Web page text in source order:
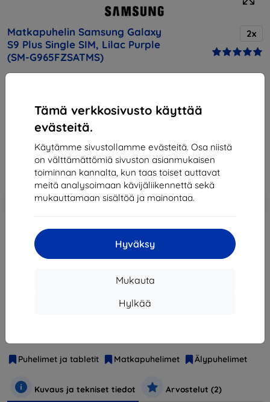
Tämä verkkosivusto käyttää
evästeitä.
Käytämme sivustollamme evästeitä. Osa niistä
on välttämättömiä sivuston asianmukaisen
toiminnan kannalta, kun taas toiset auttavat
meitä analysoimaan kävijäliikennettä sekä
mukauttamaan sisältöä ja mainontaa.
Hyväksy
Mukauta
Hylkää
Matkapuhelin Samsung Galaxy
S9 Plus Single SIM, Lilac Purple
(SM-G965FZSATMS)
2x
857,90 €
772,11 €
-10%
Alennus kupongilla
Loppuunmyyty
Puhelimet ja tabletit
Matkapuhelimet Älypuhelimet
Kuvaus ja tekniset tiedot Arvostelut (2)